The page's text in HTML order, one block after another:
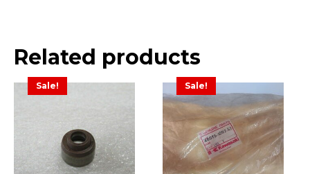
Related products
Sale! Sale!